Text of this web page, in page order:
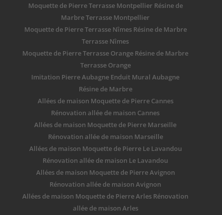
Moquette de Pierre Terrasse Montpellier Résine de
Marbre Terrasse Montpellier
Moquette de Pierre Terrasse Nîmes Résine de Marbre
Terrasse Nîmes
Moquette de Pierre Terrasse Orange Résine de Marbre
Terrasse Orange
Imitation Pierre Aubagne Enduit Mural Aubagne
Résine de Marbre
Allées de maison Moquette de Pierre Cannes
Rénovation allée de maison Cannes
Allées de maison Moquette de Pierre Marseille
Rénovation allée de maison Marseille
Allées de maison Moquette de Pierre Le Lavandou
Rénovation allée de maison Le Lavandou
Allées de maison Moquette de Pierre Avignon
Rénovation allée de maison Avignon
Allées de maison Moquette de Pierre Arles Rénovation
allée de maison Arles